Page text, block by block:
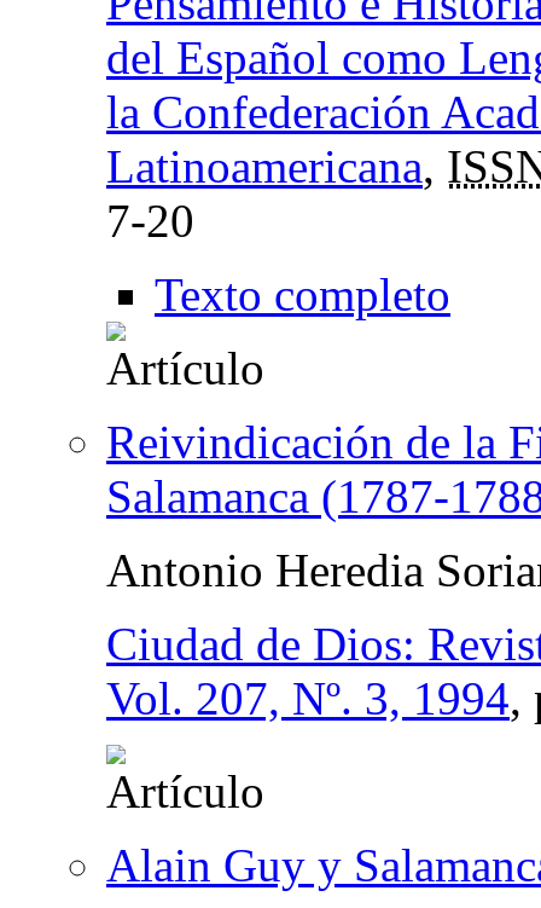
del Español como
la Confederación
Latinoamericana,
7-20
Texto completo
Reivindicación de la
Salamanca (1787-
Antonio Heredia
Ciudad de Dios:
Vol. 207, Nº. 3, 1994,
Alain Guy y